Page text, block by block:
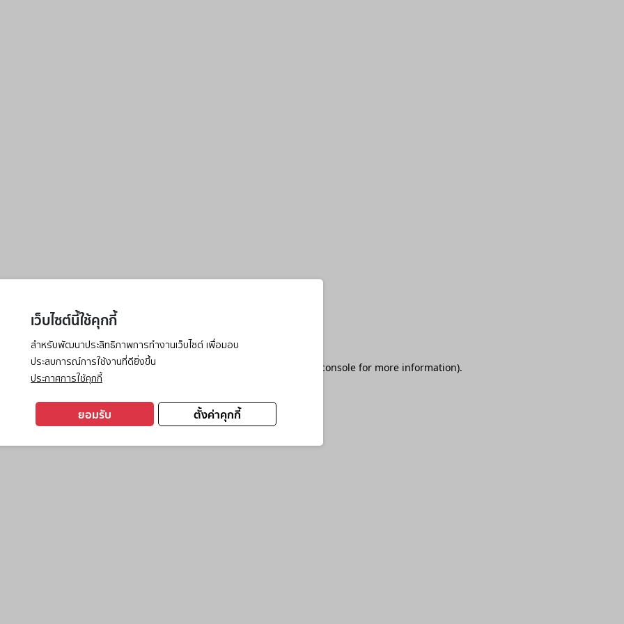
เว็บไซต์นี้ใช้คุกกี้
สำหรับพัฒนาประสิทธิภาพการทำงานเว็บไซต์ เพื่อมอบ
ประสบการณ์การใช้งานที่ดียิ่งขึ้น
ประกาศการใช้คุกกี้
ตั้งค่าคุกกี้
ยอมรับ
has occurred while loading browser console for more information).